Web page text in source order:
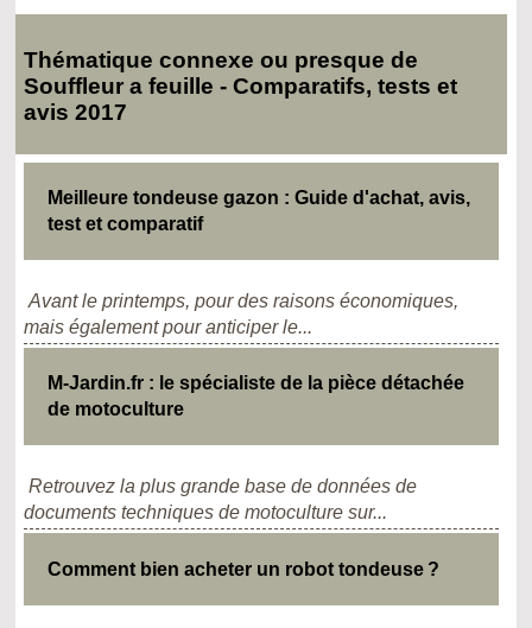
Thématique connexe ou presque de
Souffleur a feuille - Comparatifs, tests et
avis 2017
Meilleure tondeuse gazon : Guide d'achat, avis,
test et comparatif
Avant le printemps, pour des raisons économiques,
mais également pour anticiper le...
M-Jardin.fr : le spécialiste de la pièce détachée
de motoculture
Retrouvez la plus grande base de données de
documents techniques de motoculture sur...
Comment bien acheter un robot tondeuse ?